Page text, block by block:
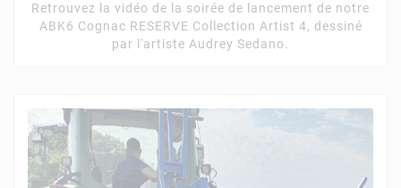
Retrouvez la vidéo de la soirée de lancement de notre
ABK6 Cognac RESERVE Collection Artist 4, dessiné
par l'artiste Audrey Sedano.